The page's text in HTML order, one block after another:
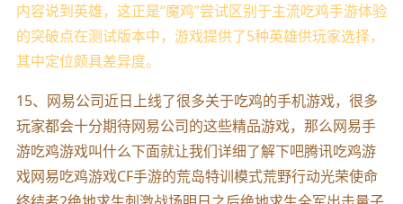
内容说到英雄，这正是“魔鸡”尝试区别于主流吃鸡手游体验
的突破点在测试版本中，游戏提供了5种英雄供玩家选择，
其中定位颇具差异度。
15、网易公司近日上线了很多关于吃鸡的手机游戏，很多
玩家都会十分期待网易公司的这些精品游戏，那么网易手
游吃鸡游戏叫什么下面就让我们详细了解下吧腾讯吃鸡游
戏网易吃鸡游戏CF手游的荒岛特训模式荒野行动光荣使命